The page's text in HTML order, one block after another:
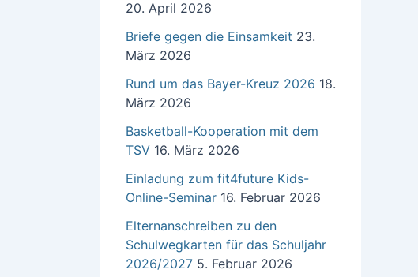
20. April 2026
Briefe gegen die Einsamkeit 23.
März 2026
Rund um das Bayer-Kreuz 2026 18.
März 2026
Basketball-Kooperation mit dem
TSV 16. März 2026
Einladung zum fit4future Kids-
Online-Seminar 16. Februar 2026
Elternanschreiben zu den
Schulwegkarten für das Schuljahr
2026/2027 5. Februar 2026